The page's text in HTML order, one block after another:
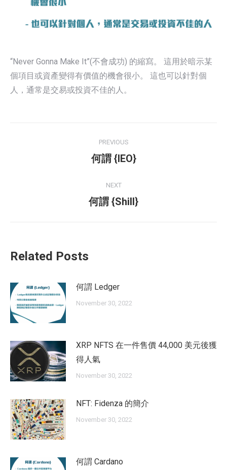
“Never Gonna Make It”(不會成功) 的縮寫。 這用於暗示某
個項目或資產變得有價值的機會很小。 這也可以針對個
人，通常是交易或投資不佳的人。
navigation
PREVIOUS
Previous
何謂 {IEO}
NEXT
Next
何謂 {Shill}
Related Posts
何謂 Ledger
November 30, 2022
XRP NFTS 在一件售價 44,000 美元後獲
得人氣
November 30, 2022
NFT: Fidenza 的簡介
November 30, 2022
何謂 Cardano